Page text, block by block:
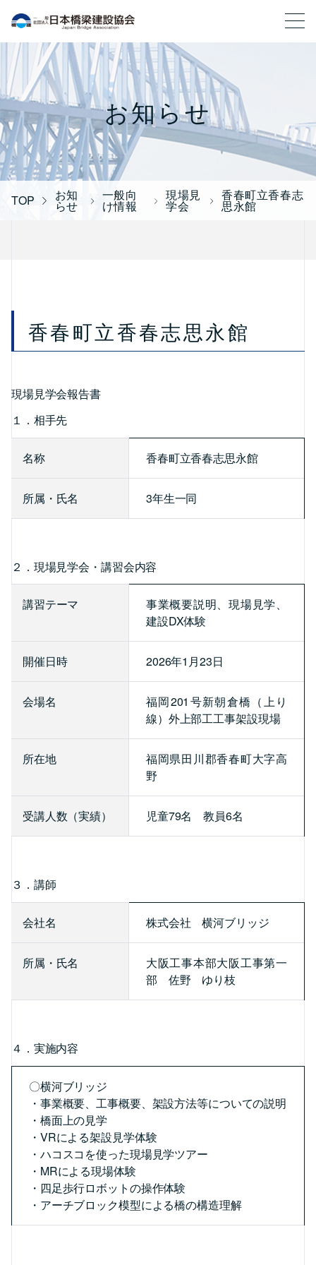
一般社団法人 日本橋梁建設協会
お知らせ
TOP お知
らせ
一般向
け情報
現場見
学会
香春町立香春志
思永館
香春町立香春志思永館
現場見学会報告書
１．相手先
名称 香春町立香春志思永館
所属・氏名 3年生一同
２．現場見学会・講習会内容
講習テーマ
事業概要説明、現場見学、
建設DX体験
開催日時 2026年1月23日
会場名
福岡201号新朝倉橋（上り
線）外上部工工事架設現場
所在地
福岡県田川郡香春町大字高
野
受講人数（実績） 児童79名 教員6名
３．講師
会社名 株式会社 横河ブリッジ
所属・氏名
大阪工事本部大阪工事第一
部 佐野 ゆり枝
４．実施内容
〇横河ブリッジ
・事業概要、工事概要、架設方法等についての説明
・橋面上の見学
・VRによる架設見学体験
・ハコスコを使った現場見学ツアー
・MRによる現場体験
・四足歩行ロボットの操作体験
・アーチブロック模型による橋の構造理解